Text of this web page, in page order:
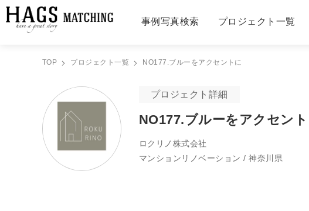
事例写真検索 プロジェクト一覧
TOP プロジェクト一覧 NO177.ブルーをアクセントに
プロジェクト詳細
NO177.ブルーをアクセン
ロクリノ株式会社
マンションリノベーション / 神奈川県